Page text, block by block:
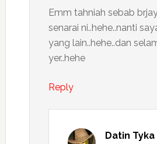
Emm tahniah sebab
senarai ni..hehe..nanti
yang lain..hehe..dan
yer..hehe
Reply
Datin Tyka